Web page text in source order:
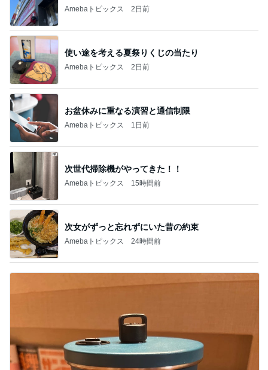
Amebaトピックス 2日前
使い途を考える夏祭りくじの当たり
Amebaトピックス 2日前
お盆休みに重なる演習と通信制限
Amebaトピックス 1日前
次世代掃除機がやってきた！！
Amebaトピックス 15時間前
次女がずっと忘れずにいた昔の約束
Amebaトピックス 24時間前